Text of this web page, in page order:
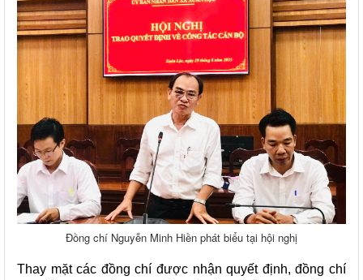
Đồng chí Nguyễn Minh Hiền phát biểu tại hội nghị
Thay mặt các đồng chí được nhận quyết định, đồng chí